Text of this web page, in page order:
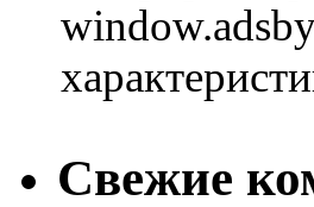
Свежие